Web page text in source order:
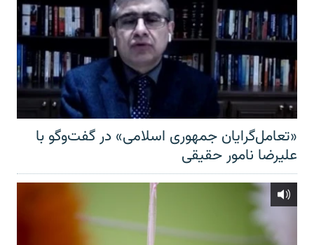
«تعامل‌گرایان جمهوری اسلامی» در گفت‌وگو با
علیرضا نامور حقیقی